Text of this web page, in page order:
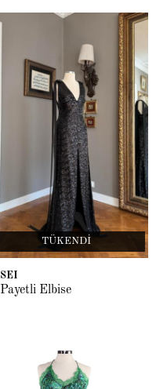
TÜKENDI
SEI
Payetli Elbise